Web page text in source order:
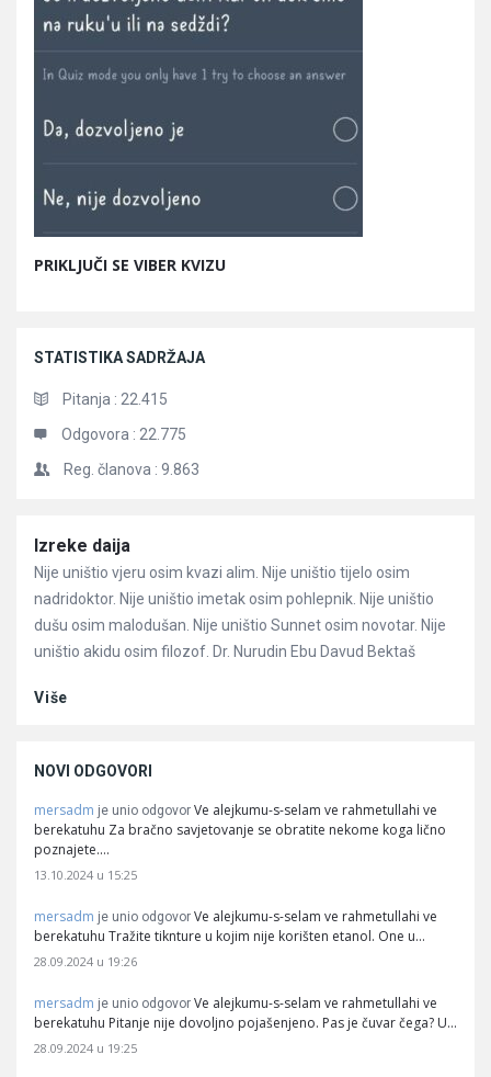
PRIKLJUČI SE VIBER KVIZU
STATISTIKA SADRŽAJA
Pitanja : 22.415
Odgovora : 22.775
Reg. članova : 9.863
Članci
Izreke daija
Nije uništio vjeru osim kvazi alim. Nije uništio tijelo osim
nadridoktor. Nije uništio imetak osim pohlepnik. Nije uništio
dušu osim malodušan. Nije uništio Sunnet osim novotar. Nije
uništio akidu osim filozof. Dr. Nurudin Ebu Davud Bektaš
Više
NOVI ODGOVORI
mersadm je unio odgovor Ve alejkumu-s-selam ve rahmetullahi ve
berekatuhu Za bračno savjetovanje se obratite nekome koga lično
poznajete.…
13.10.2024 u 15:25
mersadm je unio odgovor Ve alejkumu-s-selam ve rahmetullahi ve
berekatuhu Tražite tiknture u kojim nije korišten etanol. One u…
28.09.2024 u 19:26
mersadm je unio odgovor Ve alejkumu-s-selam ve rahmetullahi ve
berekatuhu Pitanje nije dovoljno pojašenjeno. Pas je čuvar čega? U…
28.09.2024 u 19:25